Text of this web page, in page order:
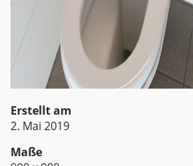
Erstellt am
2. Mai 2019
Maße